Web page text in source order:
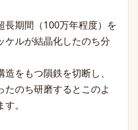
長期間（100万年程度）を
ケルが結晶化したのち分
をもつ隕鉄を切断し、
のち研磨するとこのよ
。